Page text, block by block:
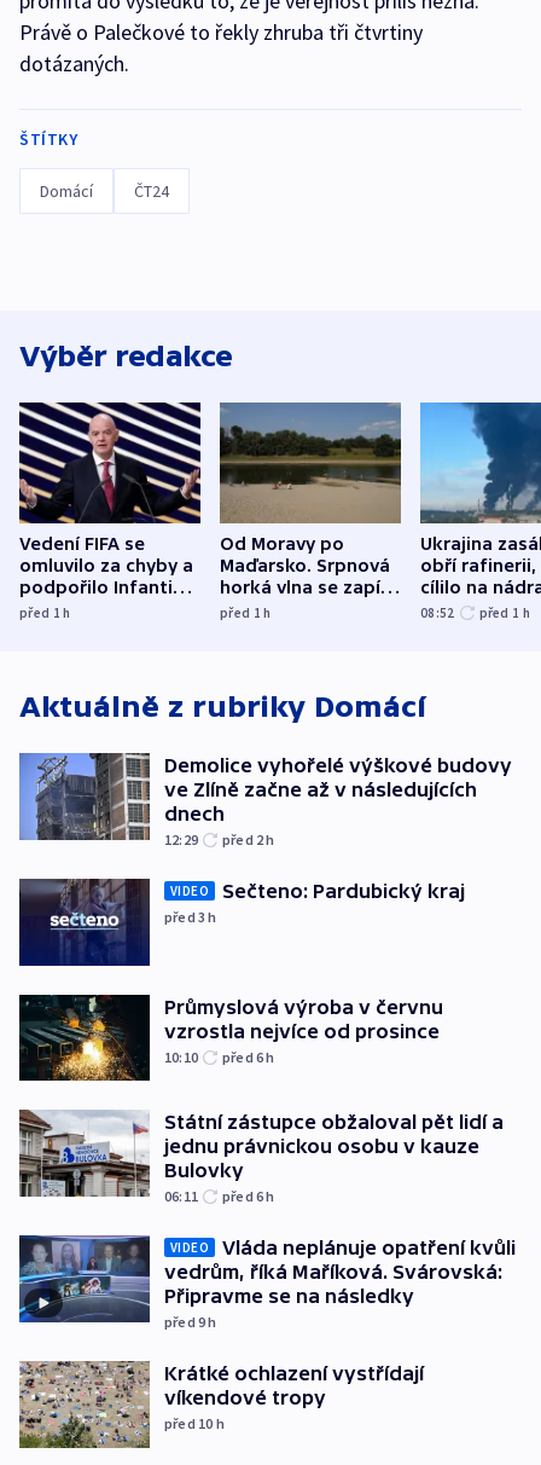
Právě o Palečkové to řekly zhruba tři čtvrtiny
dotázaných.
ŠTÍTKY
Domácí ČT24
Výběr redakce
Vedení FIFA se
omluvilo za chyby a
podpořilo Infantina.
UEFA trvá na
před 1h
Od Moravy po
Maďarsko. Srpnová
horká vlna se zapíše
do dějin
před 1h
Ukrajina
obří rafinerii,
cílilo na
autobus
08:52 před 1 h
Aktuálně z rubriky Domácí
Demolice vyhořelé výškové budovy
ve Zlíně začne až v následujících
dnech
12:29 před 2h
VIDEO Sečteno: Pardubický kraj
před 3h
Průmyslová výroba v červnu
vzrostla nejvíce od prosince
10:10 před 6h
Státní zástupce obžaloval pět lidí a
jednu právnickou osobu v kauze
Bulovky
06:11 před 6h
VIDEO
Vláda neplánuje opatření kvůli
vedrům, říká Maříková. Svárovská:
Připravme se na následky
před 9h
Krátké ochlazení vystřídají
víkendové tropy
před 10 h